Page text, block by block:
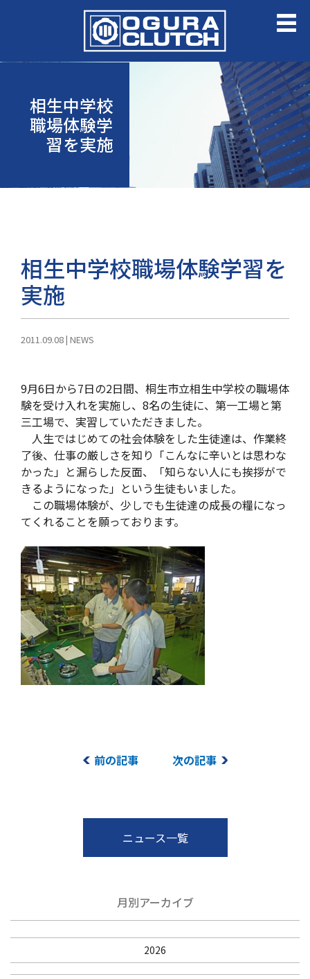
相生中学校
職場体験学
習を実施
相生中学校職場体験学習を
実施
2011.09.08| NEWS
9月6日から7日の2日間、桐生市立相生中学校の職場体
験を受け入れを実施し、8名の生徒に、第一工場と第
三工場で、実習していただきました。
人生ではじめての社会体験をした生徒達は、作業終
了後、仕事の厳しさを知り「こんなに辛いとは思わな
かった」と漏らした反面、「知らない人にも挨拶がで
きるようになった」という生徒もいました。
この職場体験が、少しでも生徒達の成長の糧になっ
てくれることを願っております。
前の記事 次の記事
ニュース一覧
月別アーカイブ
2026